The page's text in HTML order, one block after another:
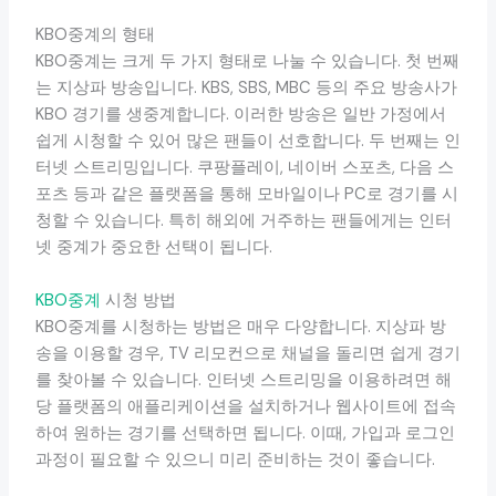
KBO중계의 형태
KBO중계는 크게 두 가지 형태로 나눌 수 있습니다. 첫 번째
는 지상파 방송입니다. KBS, SBS, MBC 등의 주요 방송사가
KBO 경기를 생중계합니다. 이러한 방송은 일반 가정에서
쉽게 시청할 수 있어 많은 팬들이 선호합니다. 두 번째는 인
터넷 스트리밍입니다. 쿠팡플레이, 네이버 스포츠, 다음 스
포츠 등과 같은 플랫폼을 통해 모바일이나 PC로 경기를 시
청할 수 있습니다. 특히 해외에 거주하는 팬들에게는 인터
넷 중계가 중요한 선택이 됩니다.
KBO중계 시청 방법
KBO중계를 시청하는 방법은 매우 다양합니다. 지상파 방
송을 이용할 경우, TV 리모컨으로 채널을 돌리면 쉽게 경기
를 찾아볼 수 있습니다. 인터넷 스트리밍을 이용하려면 해
당 플랫폼의 애플리케이션을 설치하거나 웹사이트에 접속
하여 원하는 경기를 선택하면 됩니다. 이때, 가입과 로그인
과정이 필요할 수 있으니 미리 준비하는 것이 좋습니다.